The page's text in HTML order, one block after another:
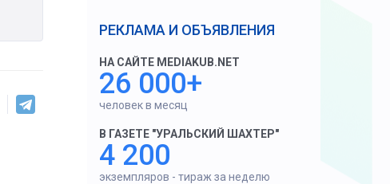
РЕКЛАМА И ОБЪЯВЛЕНИЯ
НА САЙТЕ MEDIAKUB.NET
26 000+
человек в месяц
В ГАЗЕТЕ "УРАЛЬСКИЙ ШАХТЕР"
4 200
экземпляров - тираж за неделю